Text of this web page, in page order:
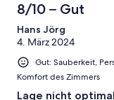
8/10 – Gut
Hans Jörg
4. März 2024
Gut: Sauberkeit,
Komfort des Zimmers
Lage nicht